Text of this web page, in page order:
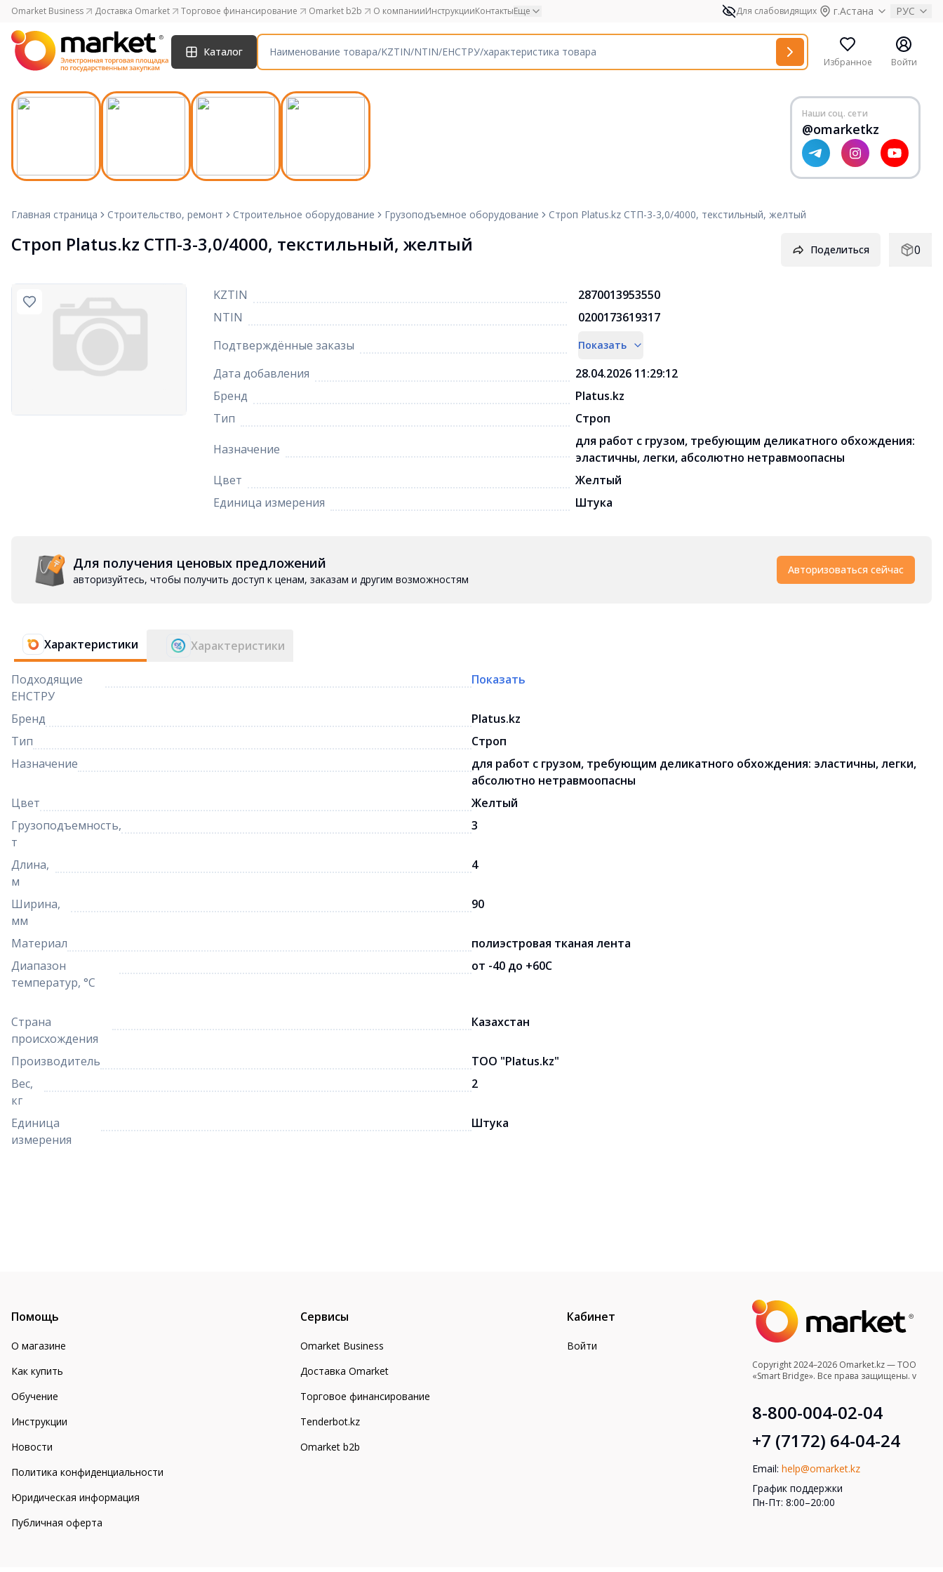
Omarket Business Доставка Omarket Торговое финансирование Omarket b2b О компанииИнструкцииКонтактыЕще Для слабовидящих г.Астана РУС
Каталог
Избранное Войти
Наши соц. сети
@omarketkz
Главная страница Строительство, ремонт Строительное оборудование Грузоподъемное оборудование Строп Platus.kz СТП-3-3,0/4000, текстильный, желтый
Строп Platus.kz СТП-3-3,0/4000, текстильный, желтый Поделиться 0
KZTIN
2870013953550
NTIN
0200173619317
Подтверждённые заказы
Показать
Дата добавления
28.04.2026 11:29:12
Бренд
Platus.kz
Тип
Строп
Назначение
для работ с грузом, требующим деликатного обхождения:
эластичны, легки, абсолютно нетравмоопасны
Цвет
Желтый
Единица измерения
Штука
Для получения ценовых предложений
авторизуйтесь, чтобы получить доступ к ценам, заказам и другим возможностям
Авторизоваться сейчас
Характеристики Характеристики
Подходящие
ЕНСТРУ
Показать
Бренд
Platus.kz
Тип
Строп
Назначение
для работ с грузом, требующим деликатного обхождения: эластичны, легки,
абсолютно нетравмоопасны
Цвет
Желтый
Грузоподъемность,
т
3
Длина,
м
4
Ширина,
мм
90
Материал
полиэстровая тканая лента
Диапазон
температур, °C
от -40 до +60С
Страна
происхождения
Казахстан
Производитель
ТОО "Рlatus.kz"
Вес,
кг
2
Единица
измерения
Штука
Помощь
О магазине
Как купить
Обучение
Инструкции
Новости
Политика конфиденциальности
Юридическая информация
Публичная оферта
Сервисы
Omarket Business
Доставка Omarket
Торговое финансирование
Tenderbot.kz
Omarket b2b
Кабинет
Войти
Copyright 2024–2026 Omarket.kz — ТОО
«Smart Bridge». Все права защищены. v
8-800-004-02-04
+7 (7172) 64-04-24
Email: help@omarket.kz
График поддержки
Пн-Пт: 8:00–20:00